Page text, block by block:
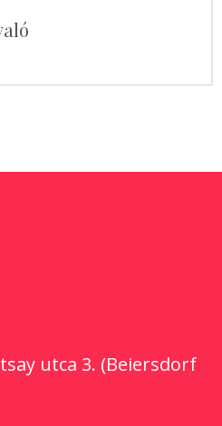
utca 3. (Beiersdorf